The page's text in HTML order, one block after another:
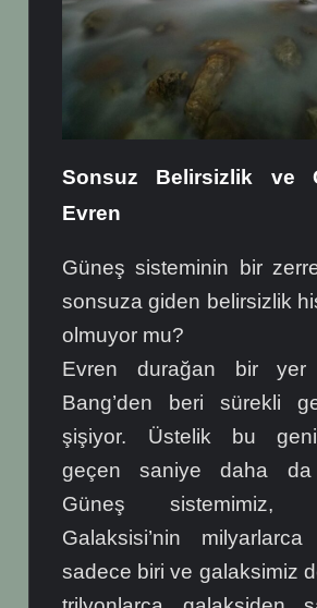
Sonsuz Belirsizlik ve
Evren
Güneş sisteminin bir
sonsuza giden belirsizlik
olmuyor mu?
Evren durağan bir
Bang’den beri sürekli
şişiyor. Üstelik bu
geçen saniye daha da
Güneş sistemimiz,
Galaksisi’nin milyarlarca
sadece biri ve galaksimiz